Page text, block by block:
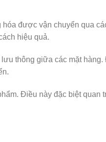
được vận chuyển qua
hiệu quả.
thông giữa các mặt
Điều này đặc biệt quan